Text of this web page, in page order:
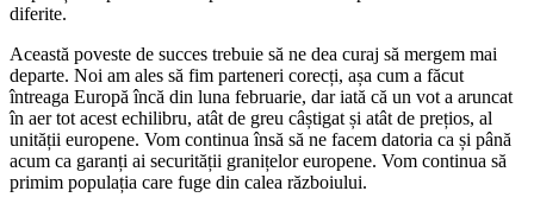
diferite.
Această poveste de succes trebuie să ne dea curaj să mergem mai
departe. Noi am ales să fim parteneri corecți, așa cum a făcut
întreaga Europă încă din luna februarie, dar iată că un vot a aruncat
în aer tot acest echilibru, atât de greu câștigat și atât de prețios, al
unității europene. Vom continua însă să ne facem datoria ca și până
acum ca garanți ai securității granițelor europene. Vom continua să
primim populația care fuge din calea războiului.